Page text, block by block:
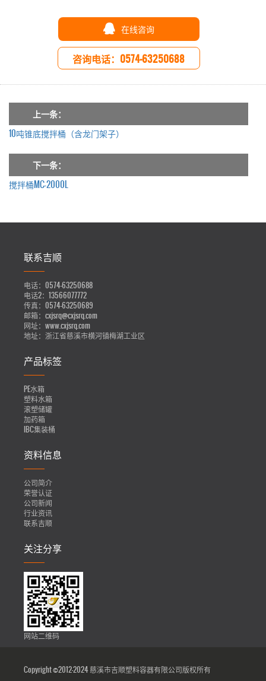
在线咨询
咨询电话：0574-63250688
上一条：
10吨锥底搅拌桶（含龙门架子）
下一条：
搅拌桶MC-2000L
联系吉顺
电话： 0574-63250688
电话2： 13566077772
传真： 0574-63250689
邮箱： cxjsrq@cxjsrq.com
网址： www.cxjsrq.com
地址： 浙江省慈溪市横河镇梅湖工业区
产品标签
PE水箱
塑料水箱
滚塑储罐
加药箱
IBC集装桶
资料信息
公司简介
荣誉认证
公司新闻
行业资讯
联系吉顺
关注分享
网站二维码
Copyright ©2012-2024 慈溪市吉顺塑料容器有限公司版权所有